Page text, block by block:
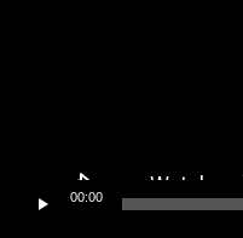
00:00